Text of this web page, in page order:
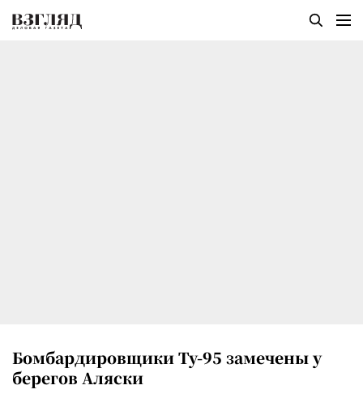
Бомбардировщики Ту-95 замечены у
берегов Аляски